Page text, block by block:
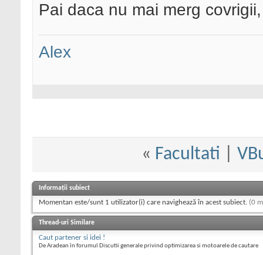
Pai daca nu mai merg
Alex
« Facultati
Informații subiect
Momentan este/sunt 1 utilizator(i) care navighează în acest subiect. (0
Thread-uri Similare
Caut partener si idei !
De Aradean în forumul Discutii generale privind optimizarea si motoarele de cautare